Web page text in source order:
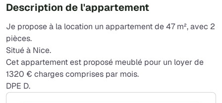
Description de l'appartement
Je propose à la location un appartement de 47 m², avec 2
pièces.
Situé à Nice.
Cet appartement est proposé meublé pour un loyer de
1320 € charges comprises par mois.
DPE D.